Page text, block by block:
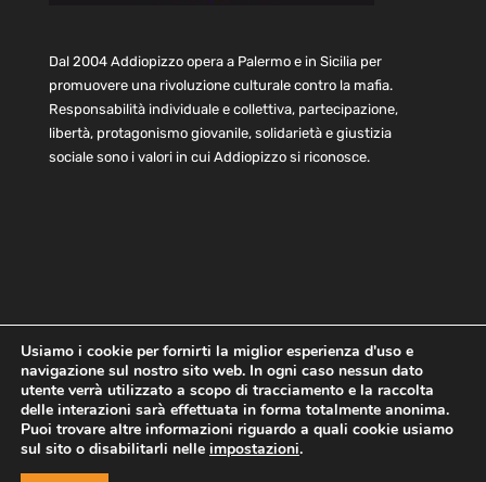
Dal 2004 Addiopizzo opera a Palermo e in Sicilia per
promuovere una rivoluzione culturale contro la mafia.
Responsabilità individuale e collettiva, partecipazione,
libertà, protagonismo giovanile, solidarietà e giustizia
sociale sono i valori in cui Addiopizzo si riconosce.
Home Statuto e bilancio
Contatti
Privacy
Cookie Child Protection Policy
Copyright © 2021 AddioPizzo | Tutti i diritti riservati | Sede
Usiamo i cookie per fornirti la miglior esperienza d'uso e
navigazione sul nostro sito web. In ogni caso nessun dato
utente verrà utilizzato a scopo di tracciamento e la raccolta
delle interazioni sarà effettuata in forma totalmente anonima.
Puoi trovare altre informazioni riguardo a quali cookie usiamo
sul sito o disabilitarli nelle impostazioni.